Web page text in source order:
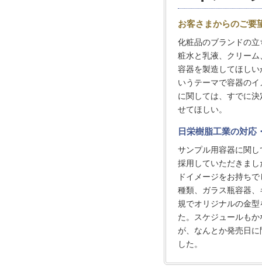
お客さまからのご要
化粧品のブランドの
粧水と乳液、クリー
容器を製造してほしい
いうテーマで容器の
に関しては、すでに
せてほしい。
日栄樹脂工業の対応
サンプル用容器に関
採用していただきま
ドイメージをお持ち
種類、ガラス瓶容器
規でオリジナルの金
た。スケジュールも
が、なんとか発売日
した。